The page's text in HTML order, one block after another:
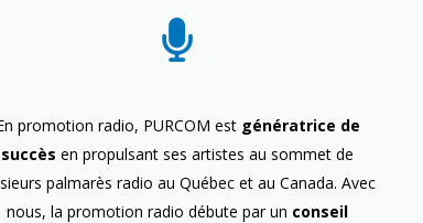
promotion radio, PURCOM est génératrice de
succès en propulsant ses artistes au sommet de
palmarès radio au Québec et au Canada. Avec
nous, la promotion radio débute par un conseil